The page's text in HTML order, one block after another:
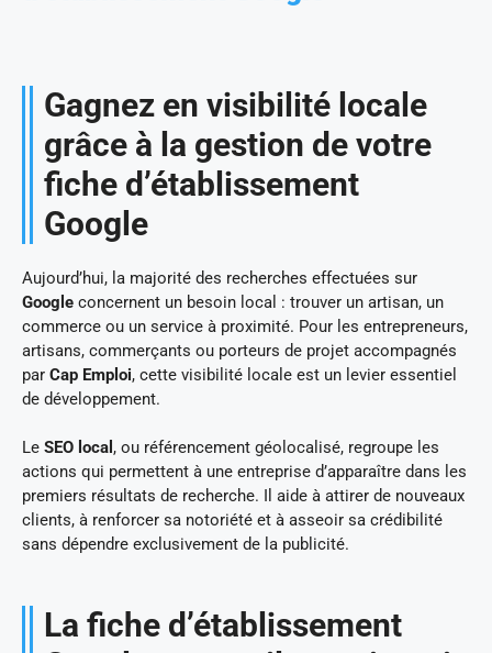
Gagnez en visibilité locale
grâce à la gestion de votre
fiche d’établissement
Google
Aujourd’hui, la majorité des recherches effectuées sur
Google concernent un besoin local : trouver un artisan, un
commerce ou un service à proximité. Pour les entrepreneurs,
artisans, commerçants ou porteurs de projet accompagnés
par Cap Emploi, cette visibilité locale est un levier essentiel
de développement.
Le SEO local , ou référencement géolocalisé, regroupe les
actions qui permettent à une entreprise d’apparaître dans les
premiers résultats de recherche. Il aide à attirer de nouveaux
clients, à renforcer sa notoriété et à asseoir sa crédibilité
sans dépendre exclusivement de la publicité.
La fiche d’établissement